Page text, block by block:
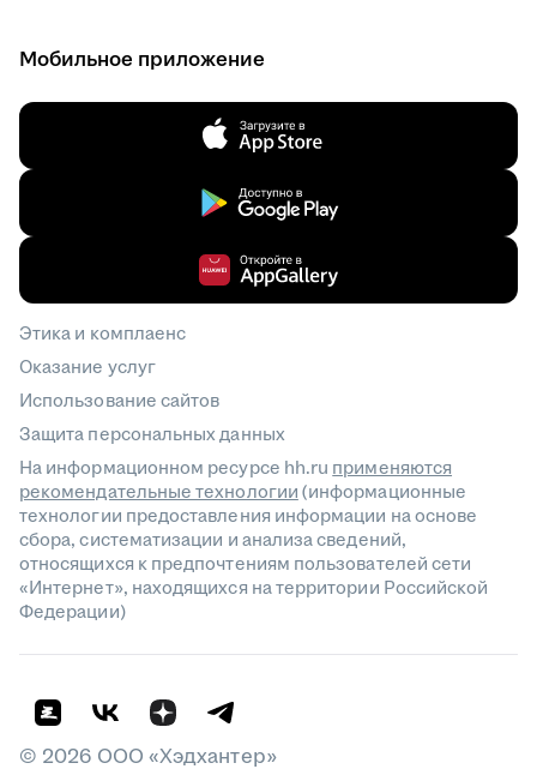
Мобильное приложение
Этика и комплаенс
Оказание услуг
Использование сайтов
Защита персональных данных
На информационном ресурсе hh.ru применяются
рекомендательные технологии(информационные
технологии предоставления информации на основе
сбора, систематизации и анализа сведений,
относящихся к предпочтениям пользователей сети
«Интернет», находящихся на территории Российской
Федерации)
© 2026 ООО «Хэдхантер»